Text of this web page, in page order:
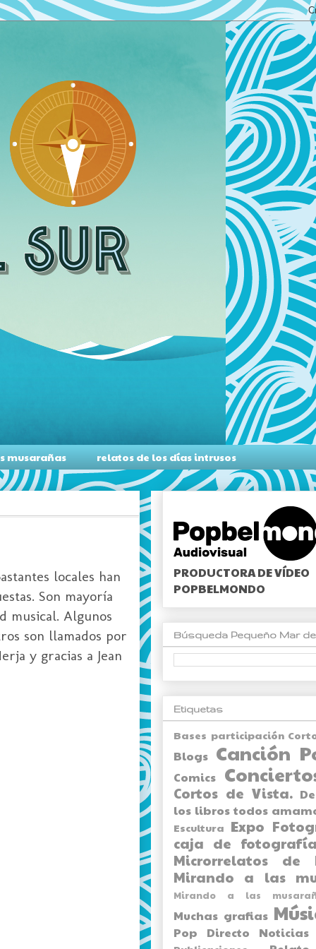
musarañas relatos de los días intrusos
locales han
Son mayoría
musical. Algunos
son llamados por
y gracias a Jean
PRODUCTORA DE VÍDEO
POPBELMONDO
Búsqueda Pequeño Mar
Etiquetas
Bases participación
Blogs Canción
Comics
Cortos de Vista.
los libros todos
Escultura Expo
caja de
Microrrelatos de
Mirando a las
Mirando a las
Muchas grafias
Pop Directo Noticias